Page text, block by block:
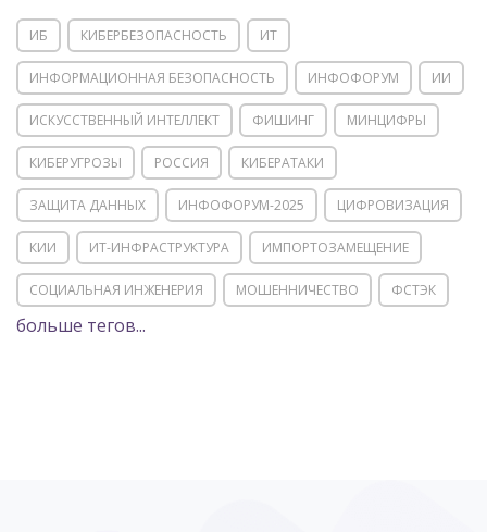
ИБ КИБЕРБЕЗОПАСНОСТЬ ИТ
ИНФОРМАЦИОННАЯ БЕЗОПАСНОСТЬ ИНФОФОРУМ ИИ
ИСКУССТВЕННЫЙ ИНТЕЛЛЕКТ ФИШИНГ МИНЦИФРЫ
КИБЕРУГРОЗЫ РОССИЯ КИБЕРАТАКИ
ЗАЩИТА ДАННЫХ ИНФОФОРУМ-2025 ЦИФРОВИЗАЦИЯ
КИИ ИТ-ИНФРАСТРУКТУРА ИМПОРТОЗАМЕЩЕНИЕ
СОЦИАЛЬНАЯ ИНЖЕНЕРИЯ МОШЕННИЧЕСТВО ФСТЭК
POSITIVE TECHNOLOGIES
больше тегов...